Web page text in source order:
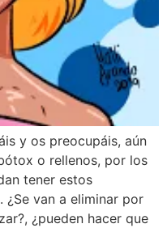
y os preocupáis, aún
o rellenos, por los
tener estos
van a eliminar por
¿pueden hacer que